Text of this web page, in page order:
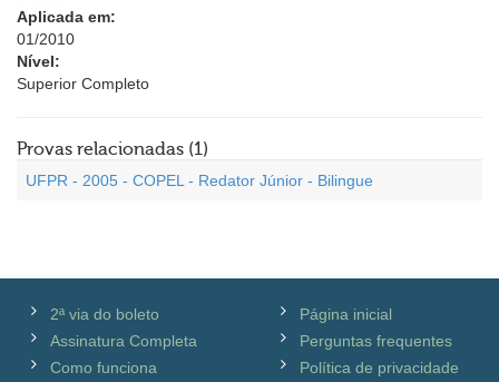
Aplicada em:
01/2010
Nível:
Superior Completo
Provas relacionadas (1)
UFPR - 2005 - COPEL - Redator Júnior - Bilingue
2ª via do boleto
Assinatura Completa
Como funciona
Página inicial
Perguntas frequentes
Política de privacidade